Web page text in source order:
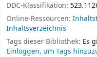
DDC-Klassifikation:
Online-Ressourcen:
Inhaltsverzeichnis
Tags dieser Bibliothek: Es
Einloggen, um Tags